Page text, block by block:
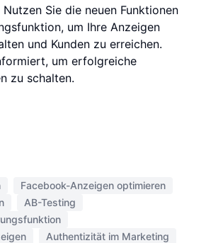
Sie die neuen Funktionen
um Ihre Anzeigen
und Kunden zu erreichen.
um erfolgreiche
zu schalten.
Facebook-Anzeigen optimieren
AB-Testing
Authentizität im Marketing